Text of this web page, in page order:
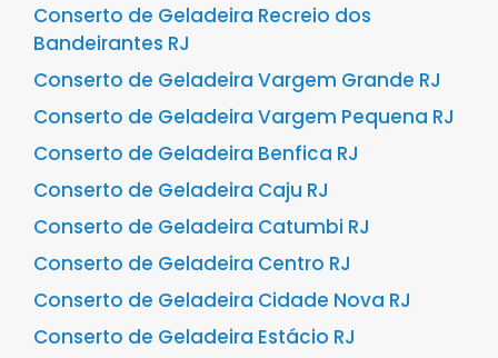
Conserto de Geladeira Recreio dos
Bandeirantes RJ
Conserto de Geladeira Vargem Grande RJ
Conserto de Geladeira Vargem Pequena RJ
Conserto de Geladeira Benfica RJ
Conserto de Geladeira Caju RJ
Conserto de Geladeira Catumbi RJ
Conserto de Geladeira Centro RJ
Conserto de Geladeira Cidade Nova RJ
Conserto de Geladeira Estácio RJ